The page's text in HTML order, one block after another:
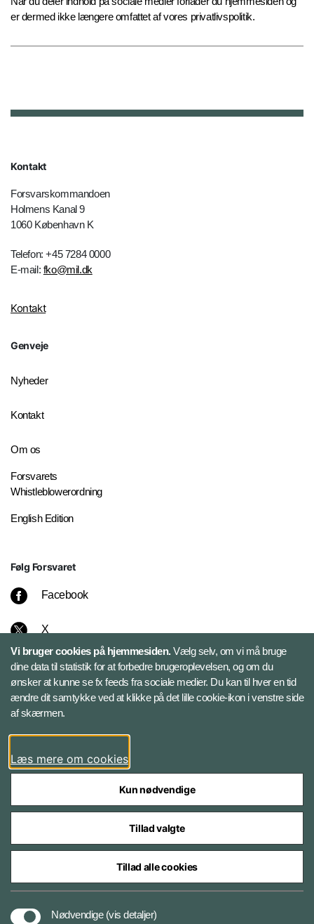
er dermed ikke længere omfattet af vores privatlivspolitik.
Kontakt
Forsvarskommandoen
Holmens Kanal 9
1060 København K
Telefon: +45 7284 0000
E-mail: fko@mil.dk
Kontakt
Genveje
Nyheder
Kontakt
Om os
Forsvarets
Whistleblowerordning
English Edition
Følg Forsvaret
Facebook
X
Instagram
Bluesky
LinkedIn
Styrelser og myndigheder under Forsvarsministeriet
Vi bruger cookies på hjemmesiden.Vælg selv, om vi må bruge
dine data til statistik for at forbedre brugeroplevelsen, og om du
ønsker at kunne se fx feeds fra sociale medier. Du kan til hver en tid
ændre dit samtykke ved at klikke på det lille cookie-ikon i venstre side
af skærmen.
Læs mere om cookies
Kun nødvendige
Tillad valgte
Tillad alle cookies
Nødvendige (vis detaljer)